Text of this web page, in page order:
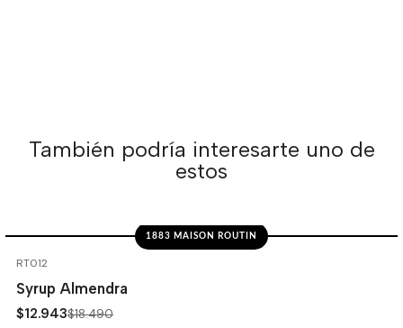
También podría interesarte uno de
estos
RT012
1883 MAISON ROUTIN
Syrup Almendra
$12.943$18.490